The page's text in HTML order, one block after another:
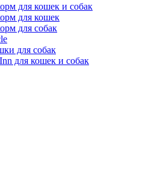
для кошек и собак
для кошек
для собак
для собак
для кошек и собак